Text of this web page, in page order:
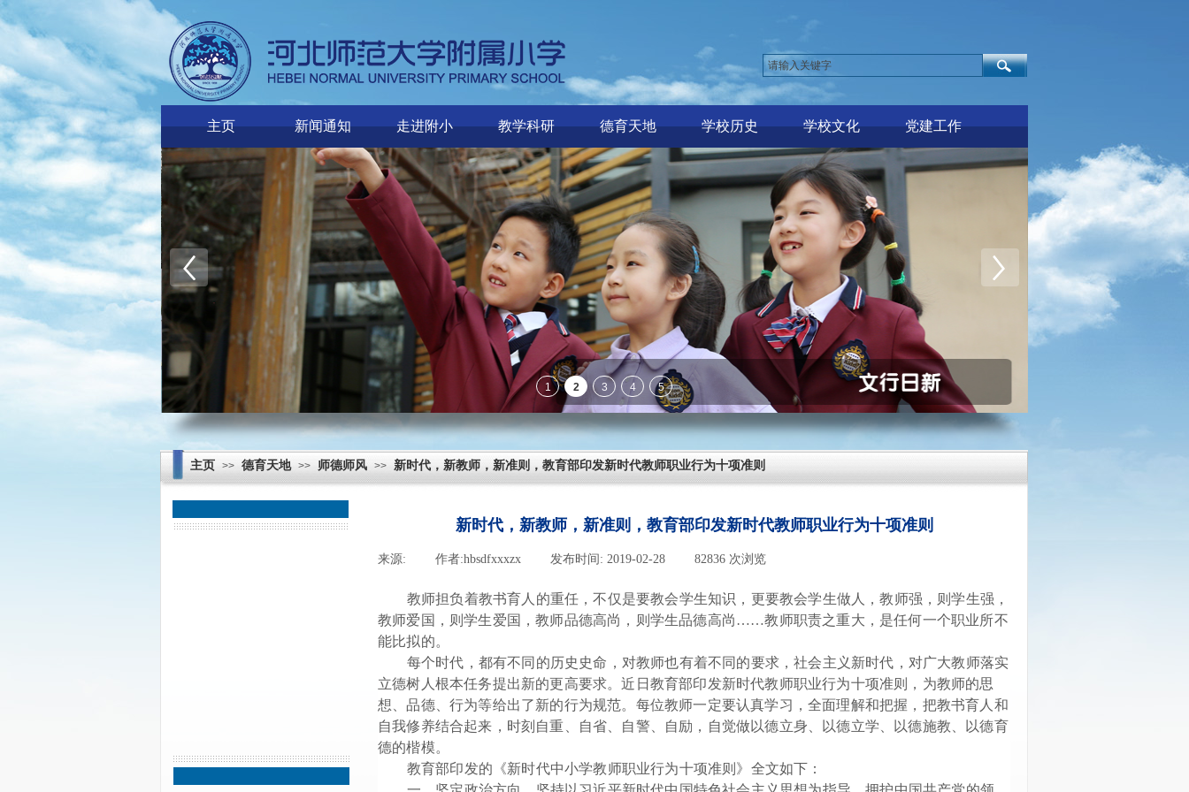
主页 新闻通知 走进附小 教学科研 德育天地 学校历史 学校文化 党建工作
主页 >> 德育天地 >> 师德师风 >> 新时代，新教师，新准则，教育部印发新时代教师职业行为十项准则
新时代，新教师，新准则，教育部印发新时代教师职业行为十项准则
来源: 作者:hbsdfxxxzx 发布时间: 2019-02-28 82836 次浏览
教师担负着教书育人的重任，不仅是要教会学生知识，更要教会学生做人，教师强，则学生强，
教师爱国，则学生爱国，教师品德高尚，则学生品德高尚 ……教师职责之重大，是任何一个职业所不
能比拟的。
每个时代，都有不同的历史史命，对教师也有着不同的要求，社会主义新时代，对广大教师落实
立德树人根本任务提出新的更高要求。近日教育部印发新时代教师职业行为十项准则，为教师的思
想、品德、行为等给出了新的行为规范。每位教师一定要认真学习，全面理解和把握，把教书育人和
自我修养结合起来，时刻自重、自省、自警、自励，自觉做以德立身、以德立学、以德施教、以德育
德的楷模。
教育部印发的《新时代中小学教师职业行为十项准则》全文如下：